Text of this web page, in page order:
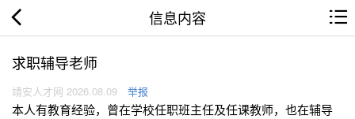
信息内容
求职辅导老师
靖安人才网 2026.08.09 举报
本人有教育经验，曾在学校任职班主任及任课教师，也在辅导